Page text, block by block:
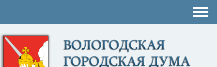
Контакты